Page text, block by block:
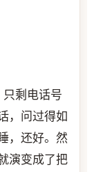
剩电话号
，问过得如
，还好。然
演变成了把